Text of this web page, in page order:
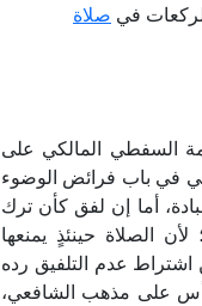
في صلاة
السفطي المالكي ‏على
في باب فرائض ‏الوضوء
أما إن ‏لفق كأن ترك
الصلاة ‏حينئذٍ يمنعها
اشتراط عدم ‏التلفيق رده
‏على مذهب الشافعي،